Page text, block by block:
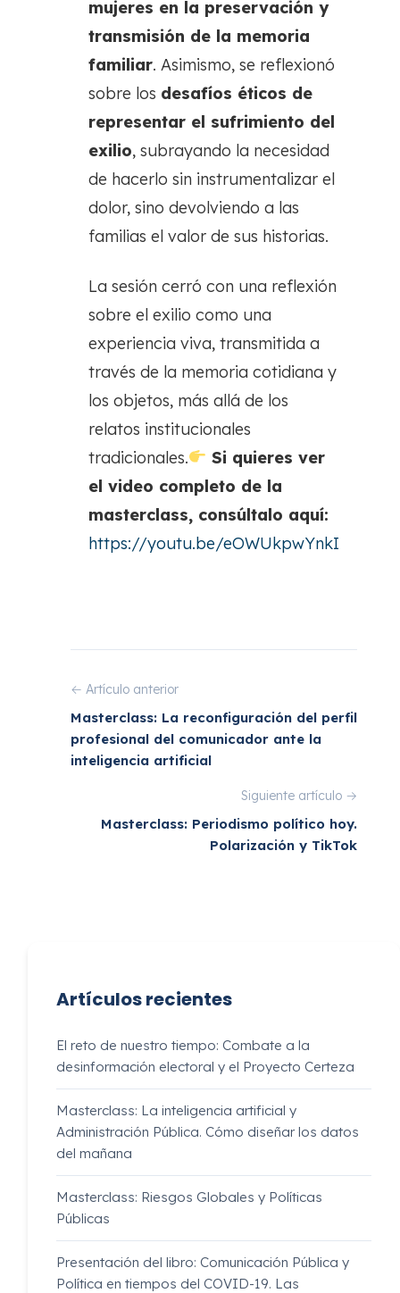
mujeres en la preservación y
transmisión de la memoria
familiar. Asimismo, se reflexionó
sobre los desafíos éticos de
representar el sufrimiento del
exilio, subrayando la necesidad
de hacerlo sin instrumentalizar el
dolor, sino devolviendo a las
familias el valor de sus historias.
La sesión cerró con una reflexión
sobre el exilio como una
experiencia viva, transmitida a
través de la memoria cotidiana y
los objetos, más allá de los
relatos institucionales
tradicionales.
Si quieres ver
el video completo de la
masterclass, consúltalo aquí:
https://youtu.be/eOWUkpwYnkI
← Artículo anterior
Masterclass: La reconfiguración del perfil
profesional del comunicador ante la
inteligencia artificial
Siguiente artículo →
Masterclass: Periodismo político hoy.
Polarización y TikTok
Artículos recientes
El reto de nuestro tiempo: Combate a la
desinformación electoral y el Proyecto Certeza
Masterclass: La inteligencia artificial y
Administración Pública. Cómo diseñar los datos
del mañana
Masterclass: Riesgos Globales y Políticas
Públicas
Presentación del libro: Comunicación Pública y
Política en tiempos del COVID-19. Las